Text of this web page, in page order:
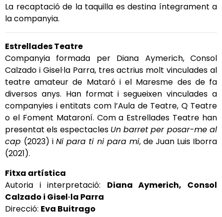
La recaptació de la taquilla es destina íntegrament a
la companyia.
Estrellades Teatre
Companyia formada per Diana Aymerich, Consol
Calzado i Gisel·la Parra, tres actrius molt vinculades al
teatre amateur de Mataró i el Maresme des de fa
diversos anys. Han format i segueixen vinculades a
companyies i entitats com l’Aula de Teatre, Q Teatre
o el Foment Mataroní. Com a Estrellades Teatre han
presentat els espectacles Un barret per posar-me al
cap (2023) iNi para ti ni para mi, de Juan Luis Iborra
(2021).
Fitxa artística
Autoria i interpretació: Diana Aymerich, Consol
Calzado i Gisel·la Parra
Direcció: Eva Buitrago